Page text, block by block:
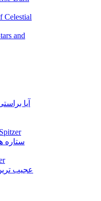
آیا
مصاحبه ای با تلسکوپ فضایی Spitzer
ستاره
عجیب